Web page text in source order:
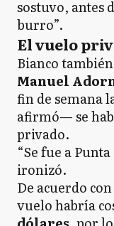
sostuvo, antes
burro”.
El vuelo
Bianco
Manuel
fin de semana
afirmó— se
privado.
“Se fue a
ironizó.
De acuerdo
vuelo habría